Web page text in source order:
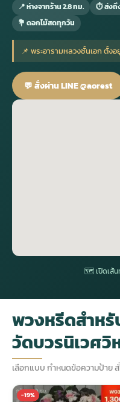
ดอกไม้หน้าหีบ
ดอกไม้หน้างานศพ
ดอกไม้หน้าโลง
ดอกไม้งานศพ กรุงเทพ
ดอกไม้งานศพ ปากคลองตล
ร้านดอกไม้งานศพ ใกล้ฉัน
ดอกไม้งานศพ ราคาถูก
ร้านพวงหรีด
ดอกไม้พวงหรีด
พวงหรีดปทุม
พวงหรีดดอกไม้สด ราคาถูก
สั่งพวงหรีด ออนไลน์
ส่งพวงหรีด ด่วน กรุงเทพ
ร้านพวงหรีด กรุงเทพ ส่งฟ
ไม้หน้าเมรุ
กไม้หน้าเมรุ
น้าเมรุ ราคา
มรุ ออนไลน์
มรุ ส่งด่วน
น้าเมรุ กรุงเทพ
ไม้งานแต่ง กรุงเทพ
อกไม้งานแต่ง
ดอกไม้งานแต่ง
พวงหรีดพัดลม กรุงเทพ
พวงหรีดพัดลม ส่งด่วน
สั่งพวงหรีดพัดลม
รับจัดงานศพ กรุงเทพ
แพ็คเกจจัดงานศพ
ค่าใช้จ่ายจัดงานศพ
📍 ห่างจากร้าน 2.8 กม. ⏱ ส่งถึ
💐 ดอกไม้สดทุกวัน
📌 พระอารามหลวงชั้นเอก ตั้ง
💬 สั่งผ่าน LINE @aorest
🗺 เปิดเส้น
พวงหรีดสำห
วัดบวรนิเวศวิ
เลือกแบบ กำหนดข้อความป้าย
-19%